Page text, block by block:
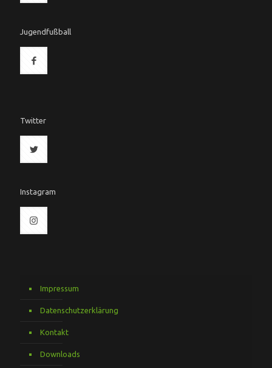
Jugendfußball
Twitter
Instagram
Impressum
Datenschutzerklärung
Kontakt
Downloads